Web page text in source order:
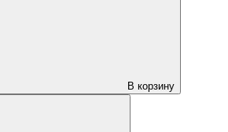
В корзину